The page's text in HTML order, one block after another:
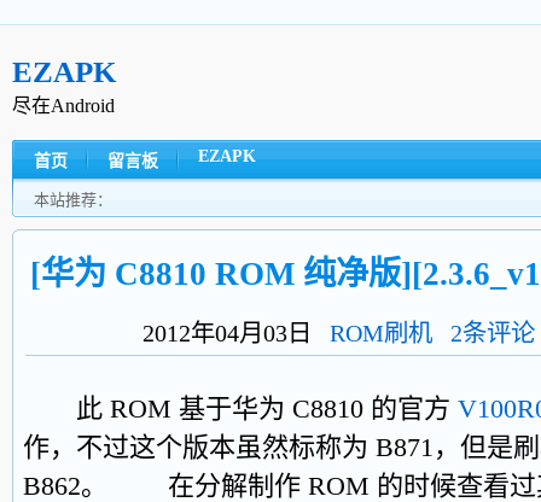
EZAPK
尽在Android
首页 留言板 EZAPK
本站推荐：
[华为 C8810 ROM 纯净版
2012年04月03日 ROM刷机 2条评论
此 ROM 基于华为 C8810 的官方
作，不过这个版本虽然标称为 B871，但是
B862。 在分解制作 ROM 的时候查看过